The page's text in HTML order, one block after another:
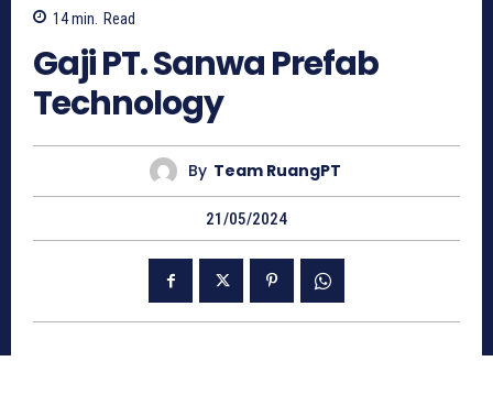
14min. Read
Gaji PT. Sanwa Prefab
Technology
By Team RuangPT
21/05/2024